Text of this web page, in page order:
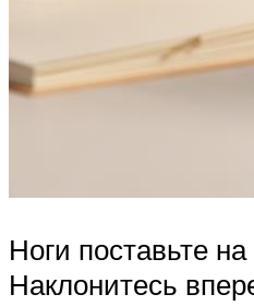
Ноги поставьте
Наклонитесь